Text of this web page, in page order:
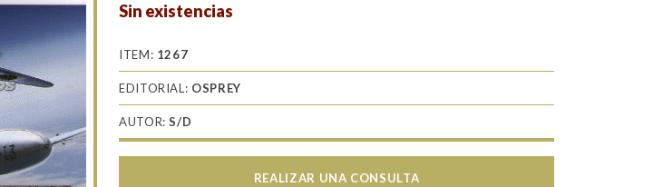
Sin existencias
ITEM: 1267
EDITORIAL: OSPREY
AUTOR:S/D
REALIZAR UNA CONSULTA